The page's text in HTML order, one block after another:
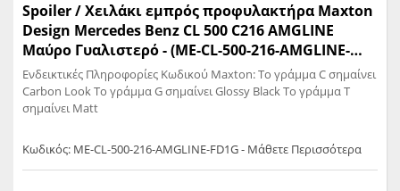
Spoiler / Χειλάκι εμπρός προφυλακτήρα Maxton
Design Mercedes Benz CL 500 C216 AMGLINE
Μαύρο Γυαλιστερό - (ME-CL-500-216-AMGLINE-
FD1G)
Ενδεικτικές Πληροφορίες Κωδικού Maxton: Το γράμμα C σημαίνει
Carbon Look Το γράμμα G σημαίνει Glossy Black Το γράμμα T
σημαίνει Matt
Κωδικός: ME-CL-500-216-AMGLINE-FD1G - Μάθετε Περισσότερα